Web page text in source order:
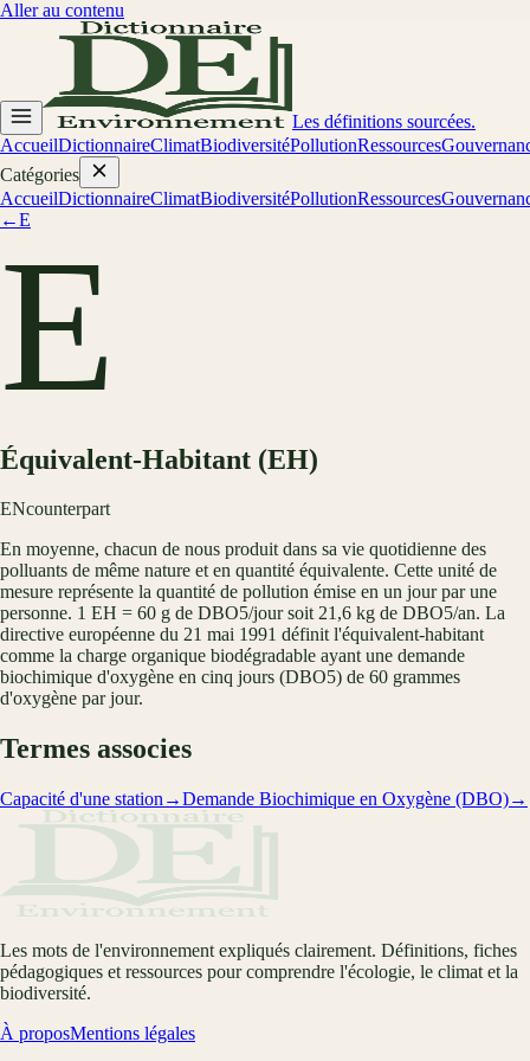
Aller au contenu
Les définitions sourcées.
AccueilDictionnaireClimatBiodiversitéPollutionRessources
Catégories
AccueilDictionnaireClimatBiodiversitéPollutionRessources
←E
E
Équivalent-Habitant (EH)
ENcounterpart
En moyenne, chacun de nous produit dans sa vie quotidienne des
polluants de même nature et en quantité équivalente. Cette unité de
mesure représente la quantité de pollution émise en un jour par une
personne. 1 EH = 60 g de DBO5/jour soit 21,6 kg de DBO5/an. La
directive européenne du 21 mai 1991 définit l'équivalent-habitant
comme la charge organique biodégradable ayant une demande
biochimique d'oxygène en cinq jours (DBO5) de 60 grammes
d'oxygène par jour.
Termes associes
Capacité d'une station →Demande Biochimique en Oxygène (DBO)→
Les mots de l'environnement expliqués clairement. Définitions, fiches
pédagogiques et ressources pour comprendre l'écologie, le climat et la
biodiversité.
À proposMentions légales